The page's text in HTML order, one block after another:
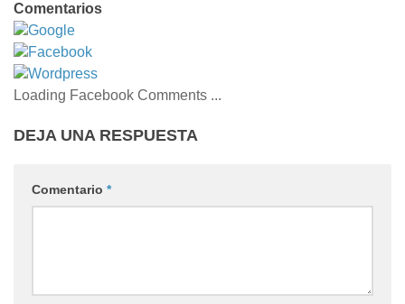
Comentarios
Google
Facebook
Wordpress
Loading Facebook Comments ...
DEJA UNA RESPUESTA
Comentario *